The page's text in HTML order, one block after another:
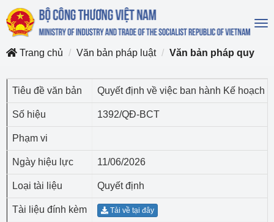
Trang chủ
Văn bản pháp luật Văn bản pháp quy
Tiêu đề văn bản Quyết định về việc ban hành Kế hoạch
Số hiệu 1392/QĐ-BCT
Phạm vi
Ngày hiệu lực 11/06/2026
Loại tài liệu Quyết định
Tài liệu đính kèm Tải về tại đây